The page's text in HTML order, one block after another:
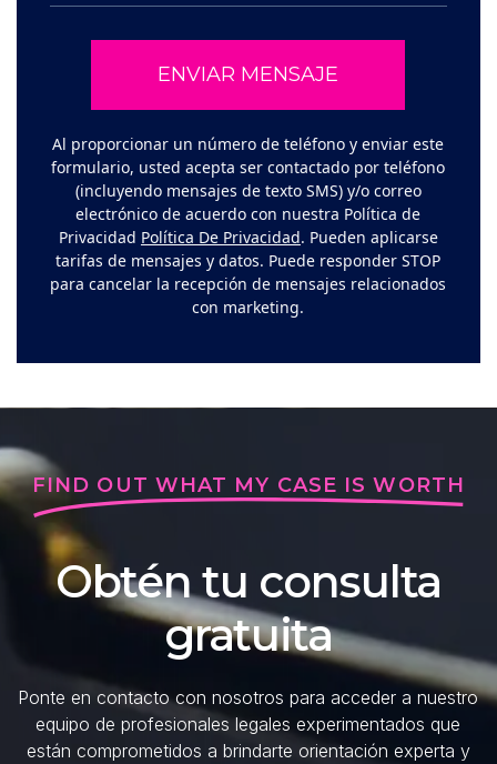
Al proporcionar un número de teléfono y enviar este
formulario, usted acepta ser contactado por teléfono
(incluyendo mensajes de texto SMS) y/o correo
electrónico de acuerdo con nuestra Política de
Privacidad Política De Privacidad. Pueden aplicarse
tarifas de mensajes y datos. Puede responder STOP
para cancelar la recepción de mensajes relacionados
con marketing.
FIND OUT WHAT MY CASE IS WORTH
Obtén tu consulta
gratuita
Ponte en contacto con nosotros para acceder a nuestro
equipo de profesionales legales experimentados que
están comprometidos a brindarte orientación experta y